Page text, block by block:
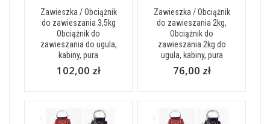
Zawieszka / Obciążnik
do zawieszania 3,5kg
Obciążnik do
zawieszania do ugula,
kabiny, pura
102,00 zł
Zawieszka / Obciążnik
do zawieszania 2kg,
Obciążnik do
zawieszania 2kg do
ugula, kabiny, pura
76,00 zł